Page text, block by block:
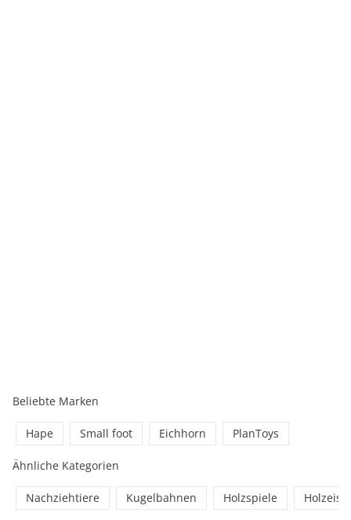
Beliebte Marken
Hape Small foot Eichhorn PlanToys
Ähnliche Kategorien
Nachziehtiere Kugelbahnen Holzspiele